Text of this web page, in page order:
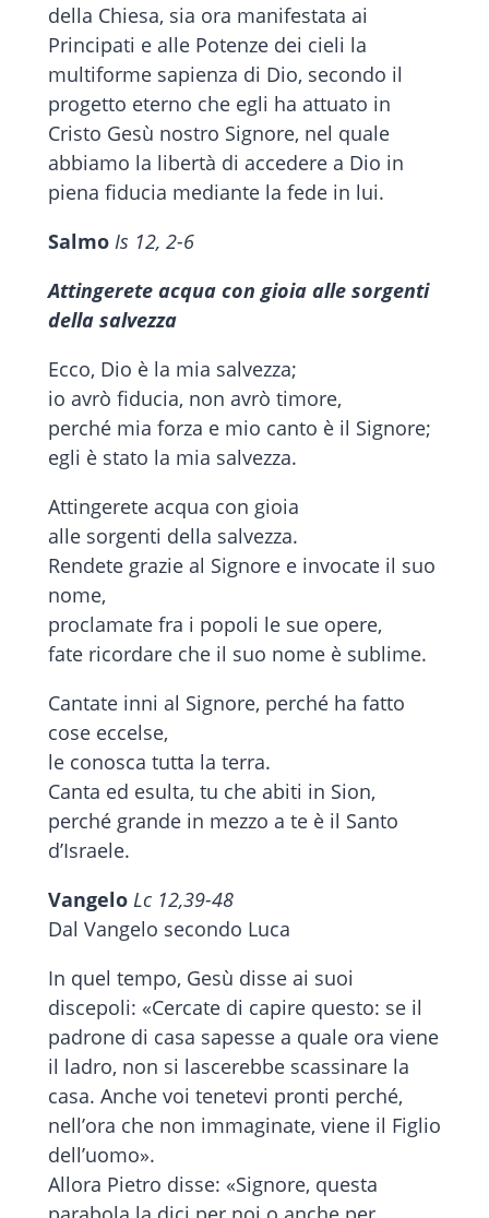
della Chiesa, sia ora manifestata ai
Principati e alle Potenze dei cieli la
multiforme sapienza di Dio, secondo il
progetto eterno che egli ha attuato in
Cristo Gesù nostro Signore, nel quale
abbiamo la libertà di accedere a Dio in
piena fiducia mediante la fede in lui.
Salmo Is 12, 2-6
Attingerete acqua con gioia alle sorgenti
della salvezza
Ecco, Dio è la mia salvezza;
io avrò fiducia, non avrò timore,
perché mia forza e mio canto è il Signore;
egli è stato la mia salvezza.
Attingerete acqua con gioia
alle sorgenti della salvezza.
Rendete grazie al Signore e invocate il suo
nome,
proclamate fra i popoli le sue opere,
fate ricordare che il suo nome è sublime.
Cantate inni al Signore, perché ha fatto
cose eccelse,
le conosca tutta la terra.
Canta ed esulta, tu che abiti in Sion,
perché grande in mezzo a te è il Santo
d’Israele.
Vangelo Lc 12,39-48
Dal Vangelo secondo Luca
In quel tempo, Gesù disse ai suoi
discepoli: «Cercate di capire questo: se il
padrone di casa sapesse a quale ora viene
il ladro, non si lascerebbe scassinare la
casa. Anche voi tenetevi pronti perché,
nell’ora che non immaginate, viene il Figlio
dell’uomo».
Allora Pietro disse: «Signore, questa